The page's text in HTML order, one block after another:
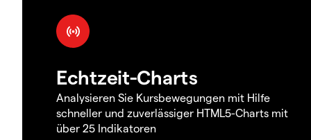
Echtzeit-Charts
Analysieren Sie Kursbewegungen mit Hilfe
schneller und zuverlässiger HTML5-Charts mit
über 25 Indikatoren